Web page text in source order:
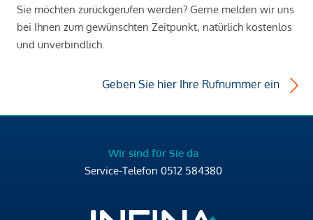
Sie möchten zurückgerufen werden? Gerne melden wir uns
bei Ihnen zum gewünschten Zeitpunkt, natürlich kostenlos
und unverbindlich.
Geben Sie hier Ihre Rufnummer ein
Wir sind für Sie da
Service-Telefon 0512 584380